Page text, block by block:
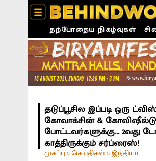
தற்போதைய நிகழ்வுகள்
தடுப்பூசில இப்படி ஒரு
கோவாக்சின் & கோவிஷீல்டு
போட்டவர்களுக்கு... 2வது
காத்திருக்கும் சர்ப்ரைஸ்!
முகப்பு >செய்திகள் > இந்தியா